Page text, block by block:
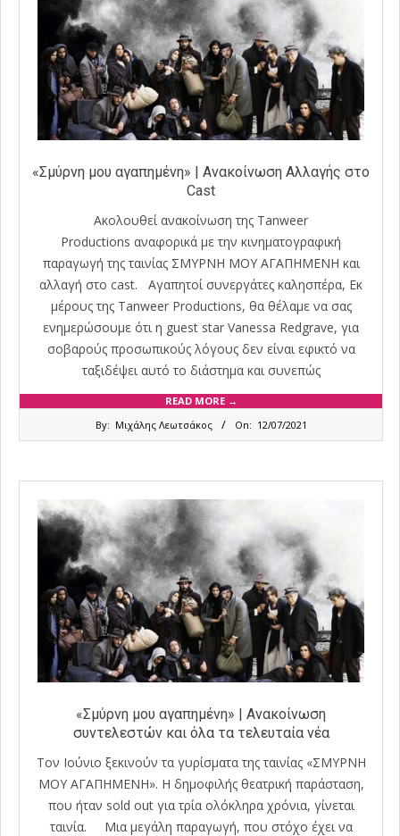
«Σμύρνη μου αγαπημένη» | Ανακοίνωση Αλλαγής στο
Cast
Aκολουθεί ανακοίνωση της Tanweer
Productions αναφορικά με την κινηματογραφική
παραγωγή της ταινίας ΣΜΥΡΝΗ ΜΟΥ ΑΓΑΠΗΜΕΝΗ και
αλλαγή στο cast. Αγαπητοί συνεργάτες καλησπέρα, Εκ
μέρους της Tanweer Productions, θα θέλαμε να σας
ενημερώσουμε ότι η guest star Vanessa Redgrave, για
σοβαρούς προσωπικούς λόγους δεν είναι εφικτό να
ταξιδέψει αυτό το διάστημα και συνεπώς
READ MORE →
By: Μιχάλης Λεωτσάκος On: 12/07/2021
«Σμύρνη μου αγαπημένη» | Ανακοίνωση
συντελεστών και όλα τα τελευταία νέα
Τον Ιούνιο ξεκινούν τα γυρίσματα της ταινίας «ΣΜΥΡΝΗ
ΜΟΥ ΑΓΑΠΗΜΕΝΗ». Η δημοφιλής θεατρική παράσταση,
που ήταν sold out για τρία ολόκληρα χρόνια, γίνεται
ταινία. Μια μεγάλη παραγωγή, που στόχο έχει να